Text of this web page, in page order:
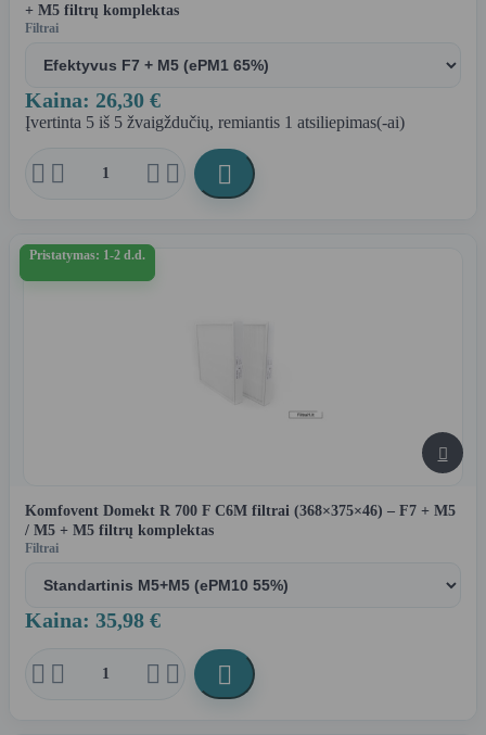
+ M5 filtrų komplektas
Filtrai
Kaina: 26,30 €
Įvertinta 5 iš 5 žvaigždučių, remiantis 1 atsiliepimas(-ai)
    
Pristatymas: 1-2 d.d.

Komfovent Domekt R 700 F C6M filtrai (368×375×46) – F7 + M5
/ M5 + M5 filtrų komplektas
Filtrai
Kaina: 35,98 €
    